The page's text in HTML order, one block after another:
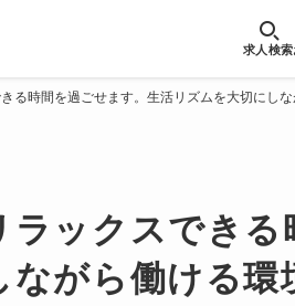
求人検索
る時間を過ごせます。生活リズムを大切に
ラックスでき
ながら働ける